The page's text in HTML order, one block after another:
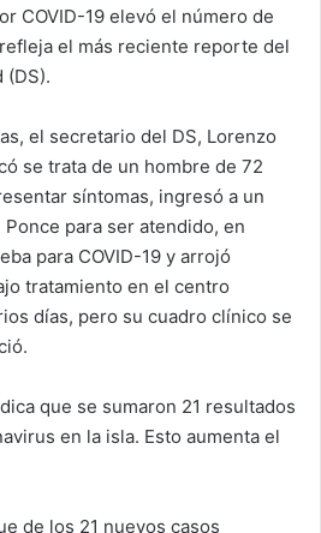
COVID-19 elevó el número de
el más reciente reporte del
(DS).
el secretario del DS, Lorenzo
se trata de un hombre de 72
síntomas, ingresó a un
para ser atendido, en
para COVID-19 y arrojó
tratamiento en el centro
días, pero su cuadro clínico se
que se sumaron 21 resultados
en la isla. Esto aumenta el
de los 21 nuevos casos